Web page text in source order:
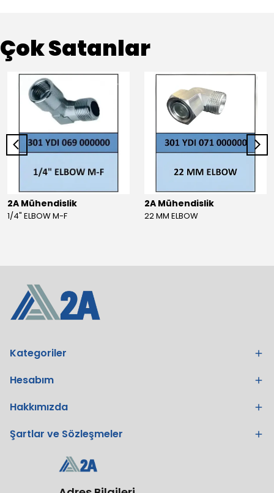
Çok Satanlar
2A Mühendislik
1/4" ELBOW M-F
2A Mühendislik
22 MM ELBOW
Kategoriler
Hesabım
Hakkımızda
Şartlar ve Sözleşmeler